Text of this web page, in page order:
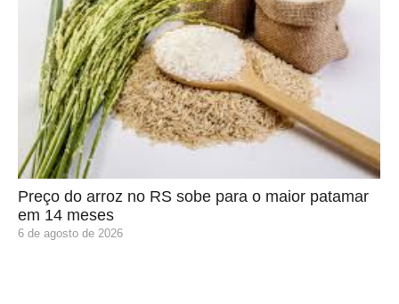
Preço do arroz no RS sobe para o maior patamar
em 14 meses
6 de agosto de 2026